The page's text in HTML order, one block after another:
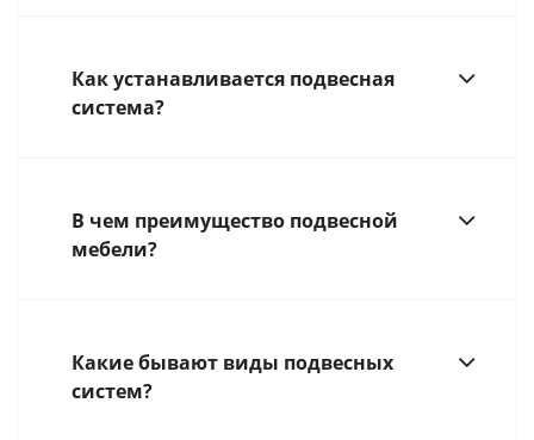
Как устанавливается подвесная
система?
В чем преимущество подвесной
мебели?
Какие бывают виды подвесных
систем?